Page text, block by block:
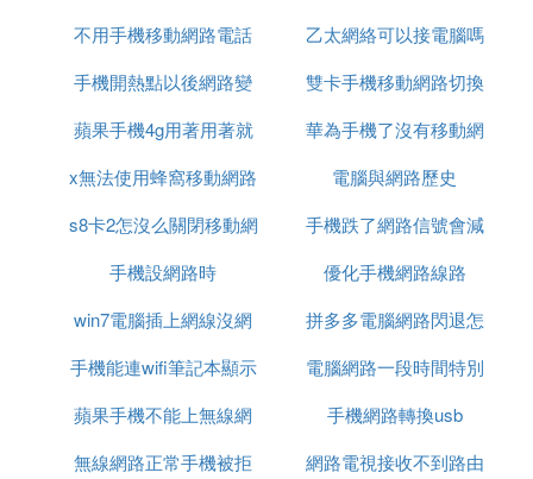
連接電腦連接不上網
可以用什麼命令
不用手機移動網路電話
乙太網絡可以接電腦嗎
手機開熱點以後網路變
差的原因
雙卡手機移動網路切換
嗎
蘋果手機4g用著用著就
沒網路了
華為手機了沒有移動網
路信號怎麼回事
x無法使用蜂窩移動網路
設置
電腦與網路歷史
s8卡2怎沒么關閉移動網
路
手機跌了網路信號會減
弱嗎
手機設網路時
優化手機網路線路
win7電腦插上網線沒網
路
拼多多電腦網路閃退怎
麼辦
手機能連wifi筆記本顯示
無網路
電腦網路一段時間特別
卡
蘋果手機不能上無線網
路連接電腦連接不上網
手機網路轉換usb
無線網路正常手機被拒
網路電視接收不到路由